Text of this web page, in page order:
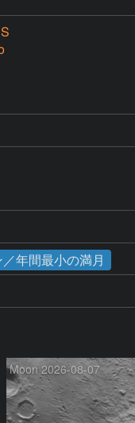
年間最小の満月
Moon 2026-08-07